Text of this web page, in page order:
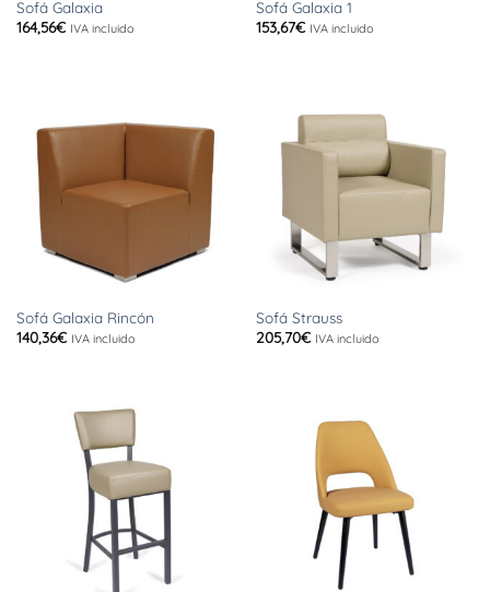
Sofá Galaxia
164,56€ IVA incluido
Sofá Galaxia 1
153,67€ IVA incluido
Sofá Galaxia Rincón
140,36€ IVA incluido
Sofá Strauss
205,70€ IVA incluido